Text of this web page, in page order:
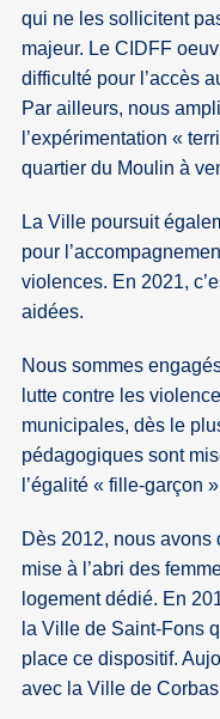
qui ne les sollicitent
majeur. Le CIDFF
difficulté pour l’accès
Par ailleurs, nous
l’expérimentation «
quartier du Moulin à
La Ville poursuit
pour
violences. En 2021,
aidées.
Nous sommes
lutte contre les
municipales, dès le
pédagogiques sont
l’égalité « fille-garçon
Dès 2012, nous
mise à l’abri des
logement dédié. En
la Ville de Saint-Fons
place ce dispositif.
avec la Ville de